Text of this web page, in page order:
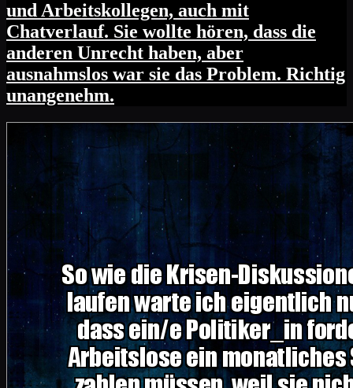
und Arbeitskollegen, auch mit
Chatverlauf. Sie wollte hören, dass die
anderen Unrecht haben, aber
ausnahmslos war sie das Problem. Richtig
unangenehm.